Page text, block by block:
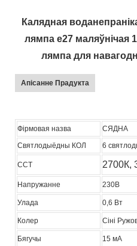
Калядная
лямпа e27 маляўнічая
лямпа для
Апісанне Прадукта
Фірмовая назва
СЯДНА
Святлодыёдны КОЛ
6
CCT 2700К,
Напружанне 230В
Улада 0,6 Вт
Колер Сіні
Бягучы 15 мА